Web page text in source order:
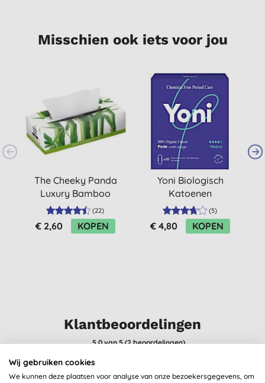
Misschien ook iets voor jou
The Cheeky Panda
Luxury Bamboo
Tissues (80 tissues)
(22)
€ 2,60 KOPEN
Yoni Biologisch
Katoenen
Maandverband
Heavy (10 stuks)
(5)
€ 4,80 KOPEN
Klantbeoordelingen
5,0van 5 (2 beoordelingen)
Lovely for a soak
Wij gebruiken cookies
We kunnen deze plaatsen voor analyse van onze bezoekersgegevens, om